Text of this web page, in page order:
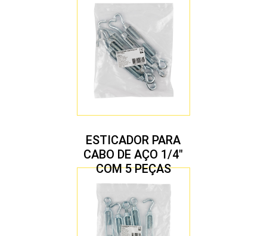
ESTICADOR PARA
CABO DE AÇO 1/4″
COM 5 PEÇAS